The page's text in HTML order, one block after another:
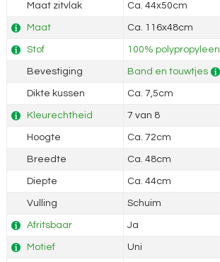
Maat zitvlak Ca. 44x50cm
Maat Ca. 116x48cm
Stof 100% polypropyleen
Bevestiging Band en touwtjes
Dikte kussen Ca. 7,5cm
Kleurechtheid 7 van 8
Hoogte Ca. 72cm
Breedte Ca. 48cm
Diepte Ca. 44cm
Vulling Schuim
Afritsbaar Ja
Motief Uni